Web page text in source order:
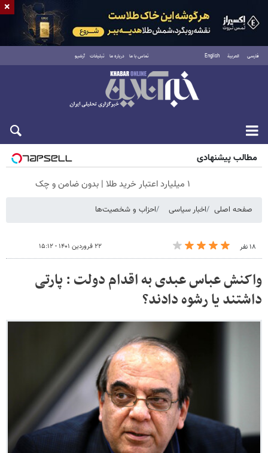
فارسی العربية English تماس با ما درباره ما تبلیغات آرشیو
جمعه ۱۶ مرداد ۱۴۰۵
مطالب پیشنهادی
۱ میلیارد اعتبار خرید طلا | بدون ضامن و چک
صفحه اصلی اخبار سیاسی احزاب و شخصیت‌ها
۱۸ نفر ۲۲ فروردین ۱۴۰۱ - ۱۵:۱۲
واکنش عباس عبدی به اقدام دولت : پارتی
داشتند یا رشوه دادند؟
×